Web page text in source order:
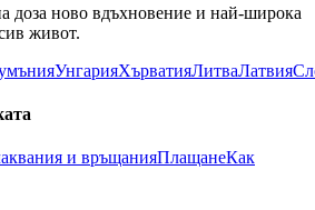
доза ново вдъхновение и най-широка
живот.
УнгарияХърватияЛитваЛатвия
и връщанияПлащанеКак